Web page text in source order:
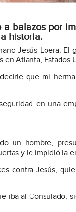
a balazos por
historia.
Jesús Loera. El
en Atlanta, Estados
que mi
en una
un hombre,
y le impidió la
contra Jesús,
iba al Consulado,